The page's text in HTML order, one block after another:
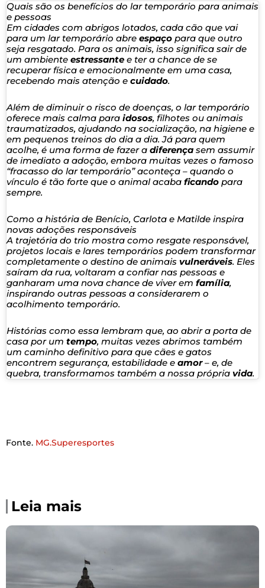
Quais são os benefícios do lar temporário para animais
e pessoas
Em cidades com abrigos lotados, cada cão que vai
para um lar temporário abre espaço para que outro
seja resgatado. Para os animais, isso significa sair de
um ambiente estressante e ter a chance de se
recuperar física e emocionalmente em uma casa,
recebendo mais atenção e cuidado.
Além de diminuir o risco de doenças, o lar temporário
oferece mais calma para idosos, filhotes ou animais
traumatizados, ajudando na socialização, na higiene e
em pequenos treinos do dia a dia. Já para quem
acolhe, é uma forma de fazer a diferença sem assumir
de imediato a adoção, embora muitas vezes o famoso
“fracasso do lar temporário” aconteça – quando o
vínculo é tão forte que o animal acaba ficando para
sempre.
Como a história de Benício, Carlota e Matilde inspira
novas adoções responsáveis
A trajetória do trio mostra como resgate responsável,
projetos locais e lares temporários podem transformar
completamente o destino de animais vulneráveis. Eles
saíram da rua, voltaram a confiar nas pessoas e
ganharam uma nova chance de viver em família,
inspirando outras pessoas a considerarem o
acolhimento temporário.
Histórias como essa lembram que, ao abrir a porta de
casa por um tempo, muitas vezes abrimos também
um caminho definitivo para que cães e gatos
encontrem segurança, estabilidade e amor– e, de
quebra, transformamos também a nossa própria vida.
Fonte. MG.Superesportes
Leia mais